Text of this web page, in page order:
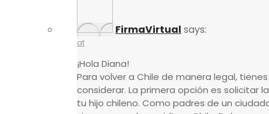
FirmaVirtual says:
at
¡Hola Diana!
Para volver a Chile de manera legal,
considerar. La primera opción es solicitar
tu hijo chileno. Como padres de un